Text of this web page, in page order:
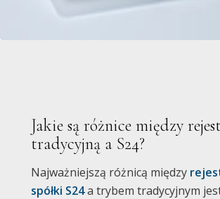
Jakie są różnice między
tradycyjną a S24?
Najważniejszą różnicą między
spółki S24a trybem tradycyjnym